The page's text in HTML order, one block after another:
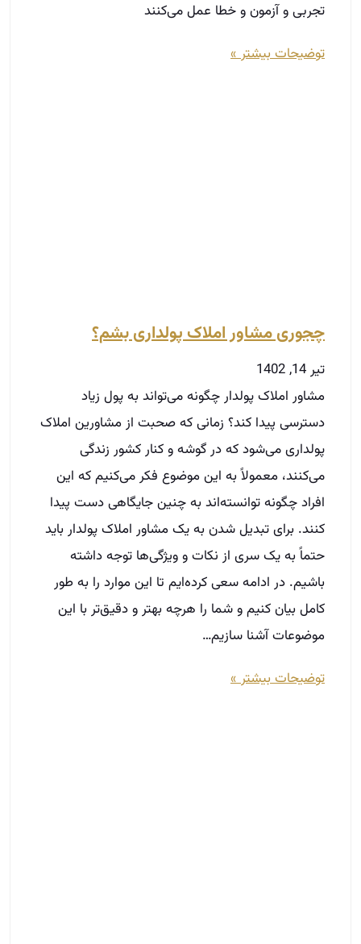
تجربی و آزمون و خطا عمل می‌کنند
توضیحات بیشتر »
چجوری مشاور املاک پولداری بشم؟
تیر 14, 1402
مشاور املاک پولدار چگونه می‌تواند به پول زیاد
دسترسی پیدا کند؟ زمانی که صحبت از مشاورین املاک
پولداری می‌شود که در گوشه و کنار کشور زندگی
می‌کنند، معمولاً به این موضوع فکر می‌کنیم که این
افراد چگونه توانسته‌اند به چنین جایگاهی دست پیدا
کنند. برای تبدیل شدن به یک مشاور املاک پولدار باید
حتماً به یک سری از نکات و ویژگی‌ها توجه داشته
باشیم. در ادامه سعی کرده‌ایم تا این موارد را به طور
کامل بیان کنیم و شما را هرچه بهتر و دقیق‌تر با این
موضوعات آشنا سازیم…
توضیحات بیشتر »